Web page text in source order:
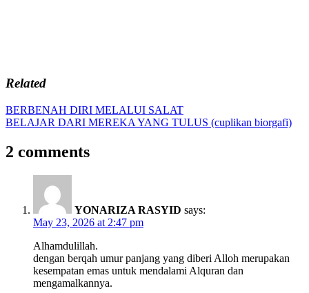
Related
Post
navigation
Previous
Post:
BERBENAH DIRI MELALUI SALAT
Next
BELAJAR DARI MEREKA YANG TULUS (cuplikan biorgafi)
2 comments
YONARIZA RASYID says:
May 23, 2026 at 2:47 pm
Alhamdulillah.
dengan berqah umur panjang yang diberi Alloh merupakan
kesempatan emas untuk mendalami Alquran dan
mengamalkannya.